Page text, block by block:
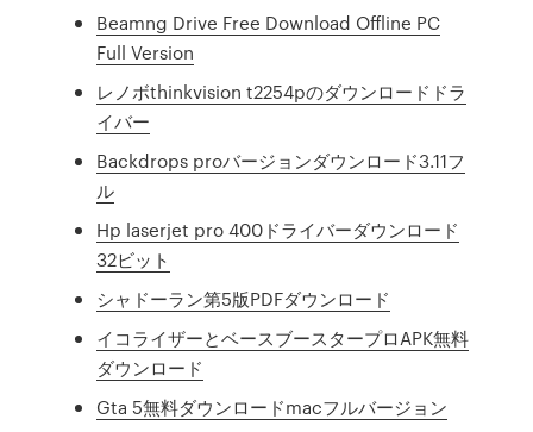
Beamng Drive Free Download Offline PC
Full Version
レノボthinkvision t2254pのダウンロードドラ
イバー
Backdrops proバージョンダウンロード3.11フ
ル
Hp laserjet pro 400ドライバーダウンロード
32ビット
シャドーラン第5版PDFダウンロード
イコライザーとベースブースタープロAPK無料
ダウンロード
Gta 5無料ダウンロードmacフルバージョン